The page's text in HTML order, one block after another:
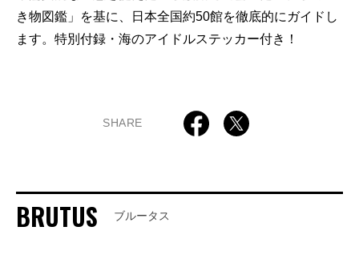
き物図鑑」を基に、日本全国約50館を徹底的にガイドし
ます。特別付録・海のアイドルステッカー付き！
SHARE
BRUTUS ブルータス